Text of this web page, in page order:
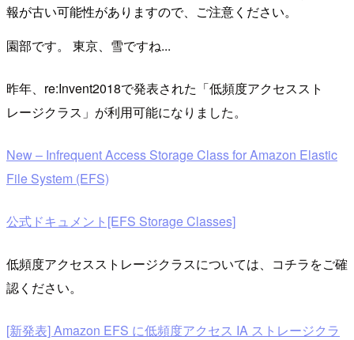
報が古い可能性がありますので、ご注意ください。
園部です。 東京、雪ですね...
昨年、re:Invent2018で発表された「低頻度アクセススト
レージクラス」が利用可能になりました。
New – Infrequent Access Storage Class for Amazon Elastic
File System (EFS)
公式ドキュメント[EFS Storage Classes]
低頻度アクセスストレージクラスについては、コチラをご確
認ください。
[新発表] Amazon EFS に低頻度アクセス IA ストレージクラ